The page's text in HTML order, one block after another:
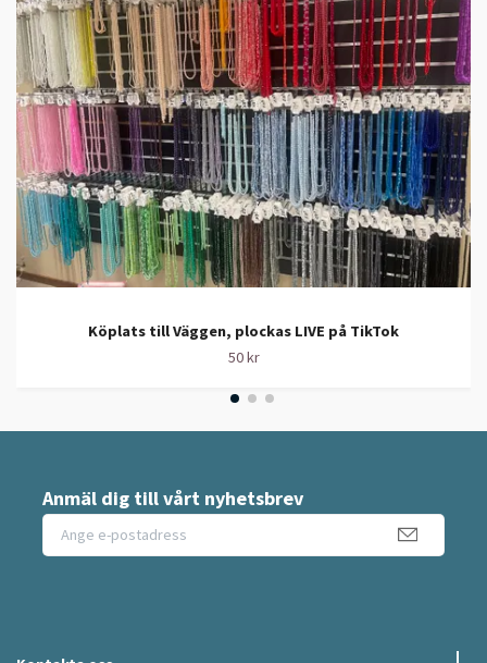
Köplats till Väggen, plockas LIVE på TikTok
50 kr
Anmäl dig till vårt nyhetsbrev